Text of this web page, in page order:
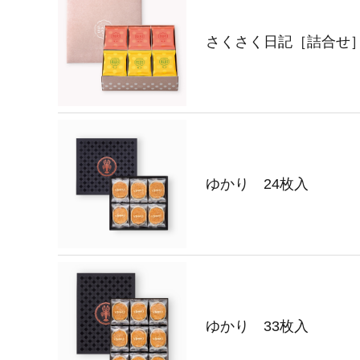
さくさく日記［詰合せ
ゆかり 24枚入
ゆかり 33枚入